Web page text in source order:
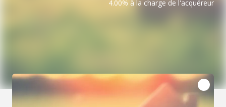
4.00% à la charge de l'acquéreur